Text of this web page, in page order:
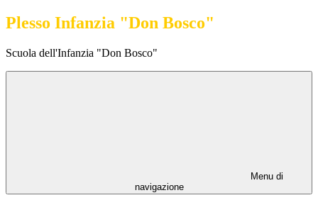
Plesso Infanzia "Don Bosco"
Scuola dell'Infanzia "Don Bosco"
Menu di
navigazione